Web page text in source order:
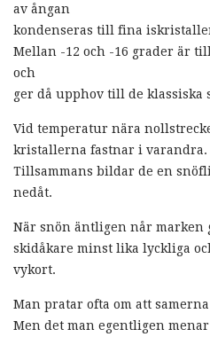
av ångan
kondenseras till fina
Mellan -12 och -16 grader är
och
ger då upphov till de klassiska
Vid temperatur nära
kristallerna fastnar i varandra.
Tillsammans bildar de en
nedåt.
När snön äntligen når
skidåkare minst lika lyckliga
vykort.
Man pratar ofta om att
Men det man egentligen